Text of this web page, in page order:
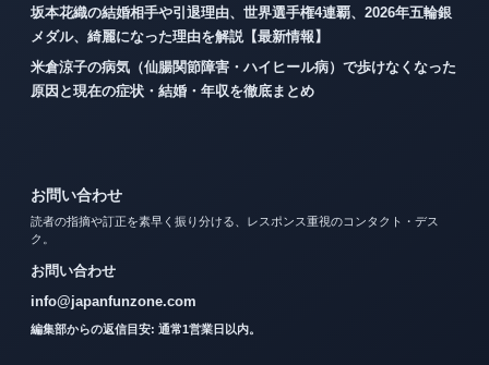
坂本花織の結婚相手や引退理由、世界選手権4連覇、2026年五輪銀
メダル、綺麗になった理由を解説【最新情報】
米倉涼子の病気（仙腸関節障害・ハイヒール病）で歩けなくなった
原因と現在の症状・結婚・年収を徹底まとめ
お問い合わせ
読者の指摘や訂正を素早く振り分ける、レスポンス重視のコンタクト・デス
ク。
お問い合わせ
info@japanfunzone.com
編集部からの返信目安: 通常1営業日以内。